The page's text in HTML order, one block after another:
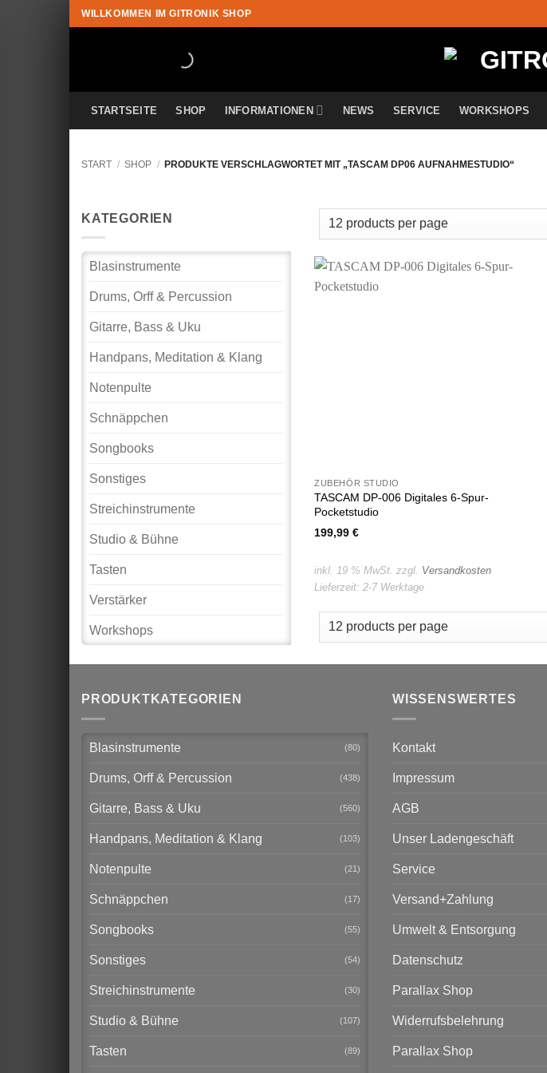
Zum
Inhalt
WILLKOMMEN IM GITRONIK SHOP
STARTSEITE SHOP INFORMATIONEN NEWS SERVICE WORKSHOPS
START / SHOP / PRODUKTE VERSCHLAGWORTET MIT „TASCAM DP06 AUFNAHMESTUDIO“
KATEGORIEN
Blasinstrumente
Drums, Orff & Percussion
Gitarre, Bass & Uku
Handpans, Meditation & Klang
Notenpulte
Schnäppchen
Songbooks
Sonstiges
Streichinstrumente
Studio & Bühne
Tasten
Verstärker
Workshops
ZUBEHÖR STUDIO
TASCAM DP-006 Digitales 6-Spur-
Pocketstudio
199,99€
inkl. 19 % MwSt. zzgl. Versandkosten
Lieferzeit:2-7 Werktage
PRODUKTKATEGORIEN
Blasinstrumente (80)
Drums, Orff & Percussion (438)
Gitarre, Bass & Uku (560)
Handpans, Meditation & Klang (103)
Notenpulte (21)
Schnäppchen (17)
Songbooks (55)
Sonstiges (54)
Streichinstrumente (30)
Studio & Bühne (107)
Tasten (89)
WISSENSWERTES
Kontakt
Impressum
AGB
Unser Ladengeschäft
Service
Versand+Zahlung
Umwelt & Entsorgung
Datenschutz
Parallax Shop
Widerrufsbelehrung
Parallax Shop